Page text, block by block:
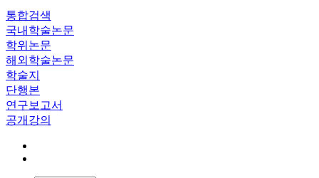
통합검색
국내학술논문
학위논문
해외학술논문
학술지
단행본
연구보고서
공개강의